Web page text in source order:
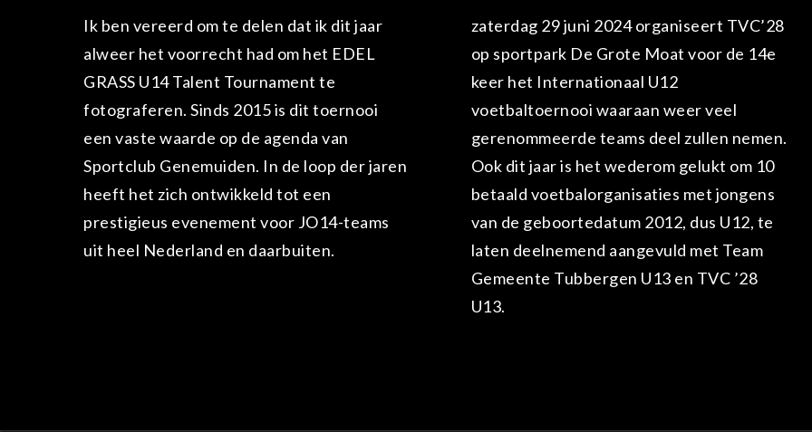
Ik ben vereerd om te delen dat ik dit jaar
alweer het voorrecht had om het EDEL
GRASS U14 Talent Tournament te
fotograferen. Sinds 2015 is dit toernooi
een vaste waarde op de agenda van
Sportclub Genemuiden. In de loop der jaren
heeft het zich ontwikkeld tot een
prestigieus evenement voor JO14-teams
uit heel Nederland en daarbuiten.
zaterdag 29 juni 2024 organiseert TVC’28
op sportpark De Grote Moat voor de 14e
keer het Internationaal U12
voetbaltoernooi waaraan weer veel
gerenommeerde teams deel zullen nemen.
Ook dit jaar is het wederom gelukt om 10
betaald voetbalorganisaties met jongens
van de geboortedatum 2012, dus U12, te
laten deelnemend aangevuld met Team
Gemeente Tubbergen U13 en TVC ’28
U13.